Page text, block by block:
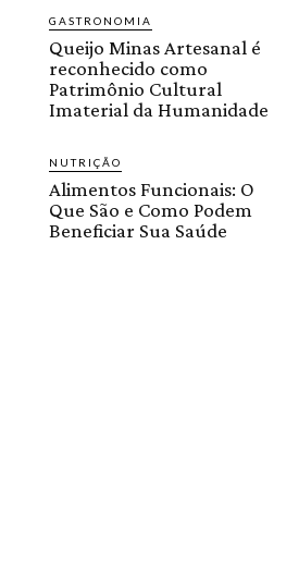
GASTRONOMIA
Queijo Minas Artesanal é
reconhecido como
Patrimônio Cultural
Imaterial da Humanidade
NUTRIÇÃO
Alimentos Funcionais: O
Que São e Como Podem
Beneficiar Sua Saúde